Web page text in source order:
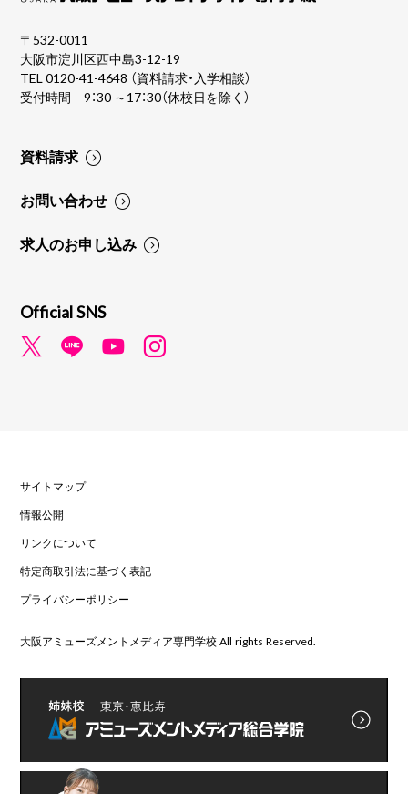
〒532-0011
大阪市淀川区西中島3-12-19
TEL0120-41-4648 （資料請求・入学相談）
受付時間 9：30 ～17：30（休校日を除く）
資料請求
お問い合わせ
求人のお申し込み
Official SNS
サイトマップ
情報公開
リンクについて
特定商取引法に基づく表記
プライバシーポリシー
大阪アミューズメントメディア専門学校 All rights Reserved.